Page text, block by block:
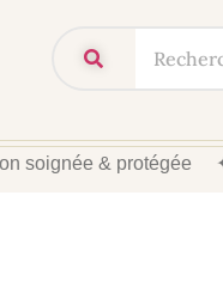
soignée & protégée